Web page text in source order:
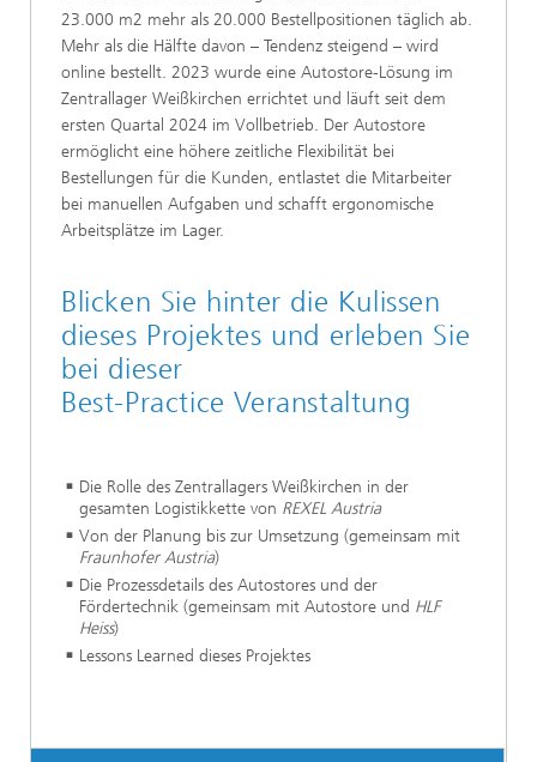
23.000 m2 mehr als 20.000 Bestellpositionen täglich ab.
Mehr als die Hälfte davon – Tendenz steigend – wird
online bestellt. 2023 wurde eine Autostore-Lösung im
Zentrallager Weißkirchen errichtet und läuft seit dem
ersten Quartal 2024 im Vollbetrieb. Der Autostore
ermöglicht eine höhere zeitliche Flexibilität bei
Bestellungen für die Kunden, entlastet die Mitarbeiter
bei manuellen Aufgaben und schafft ergonomische
Arbeitsplätze im Lager.
Blicken Sie hinter die Kulissen
dieses Projektes und erleben Sie
bei dieser
Best-Practice Veranstaltung
Die Rolle des Zentrallagers Weißkirchen in der
gesamten Logistikkette von REXEL Austria
Von der Planung bis zur Umsetzung (gemeinsam mit
Fraunhofer Austria)
Die Prozessdetails des Autostores und der
Fördertechnik (gemeinsam mit Autostore und HLF
Heiss)
Lessons Learned dieses Projektes